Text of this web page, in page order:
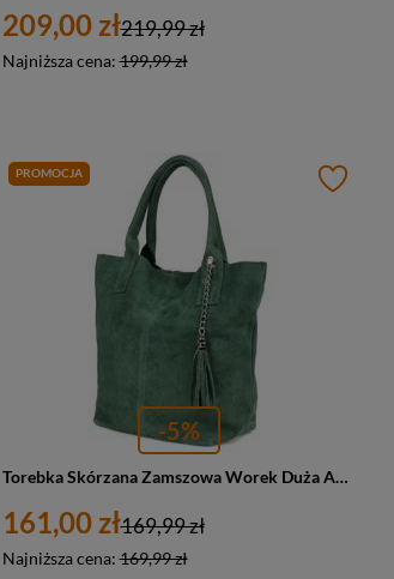
209,00 zł
Najniższa cena:199,99 zł
219,99 zł
PROMOCJA
-5%
Torebka Skórzana Zamszowa Worek Duża A4 Z Saszetką Ciemnozielona L82 : Kolory - Zielony
161,00 zł
Najniższa cena:169,99 zł
169,99 zł